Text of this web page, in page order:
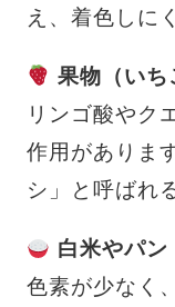
え、着色しに
果物（いち
リンゴ酸やク
作用がありま
シ」と呼ばれ
白米やパン
色素が少なく